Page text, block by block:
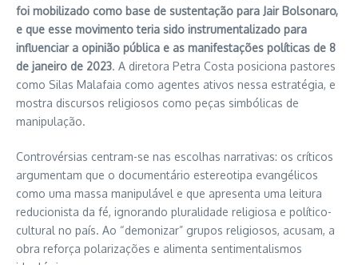
foi mobilizado como base de sustentação para Jair Bolsonaro,
e que esse movimento teria sido instrumentalizado para
influenciar a opinião pública e as manifestações políticas de 8
de janeiro de 2023. A diretora Petra Costa posiciona pastores
como Silas Malafaia como agentes ativos nessa estratégia, e
mostra discursos religiosos como peças simbólicas de
manipulação.
Controvérsias centram-se nas escolhas narrativas: os críticos
argumentam que o documentário estereotipa evangélicos
como uma massa manipulável e que apresenta uma leitura
reducionista da fé, ignorando pluralidade religiosa e político-
cultural no país. Ao “demonizar” grupos religiosos, acusam, a
obra reforça polarizações e alimenta sentimentalismos